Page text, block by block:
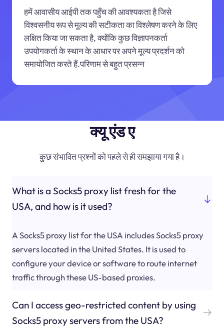
हमें आवासीय आईपी तक पहुँच की आवश्यकता है जिसे
विश्वसनीय रूप से मूल्य की सटीकता का विश्लेषण करने के लिए
लक्षित किया जा सकता है, क्योंकि कुछ विज्ञापनकर्ता
उपयोगकर्ता के स्थान के आधार पर अपने मूल्य प्रदर्शन को
समायोजित करते हैं.परिणाम से बहुत प्रसन्न
क्यू एंड ए
कुछ संभावित प्रश्नों को पहले से ही समझाया गया है।
What is a Socks5 proxy list fresh for the
USA, and how is it used?
A Socks5 proxy list for the USA includes Socks5 proxy
servers located in the United States. It is used to
configure your device or software to route internet
traffic through these US-based proxies.
Can I access geo-restricted content by using
Socks5 proxy servers from the USA?